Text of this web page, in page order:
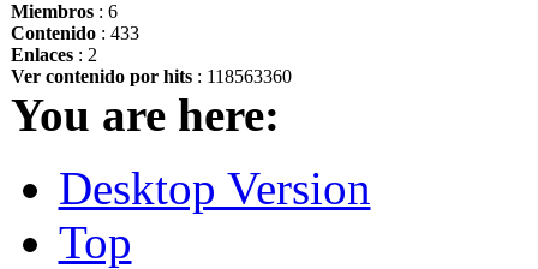
Miembros: 6
Contenido: 433
Enlaces: 2
Ver contenido por hits: 118563360
You are here:
Desktop Version
Top